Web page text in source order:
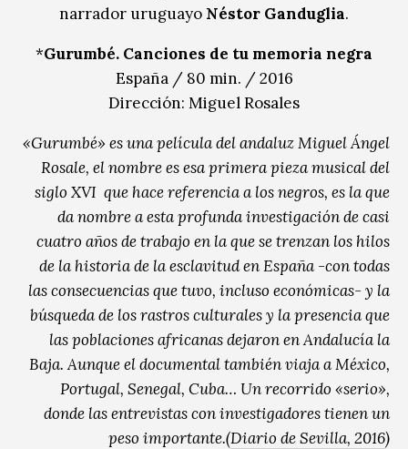
narrador uruguayo Néstor Ganduglia.
*Gurumbé. Canciones de tu memoria negra
España / 80 min. / 2016
Dirección: Miguel Rosales
«Gurumbé» es una película del andaluz Miguel Ángel
Rosale, el nombre es esa primera pieza musical del
siglo XVI que hace referencia a los negros, es la que
da nombre a esta profunda investigación de casi
cuatro años de trabajo en la que se trenzan los hilos
de la historia de la esclavitud en España -con todas
las consecuencias que tuvo, incluso económicas- y la
búsqueda de los rastros culturales y la presencia que
las poblaciones africanas dejaron en Andalucía la
Baja. Aunque el documental también viaja a México,
Portugal, Senegal, Cuba… Un recorrido «serio»,
donde las entrevistas con investigadores tienen un
peso importante.(Diario de Sevilla, 2016)